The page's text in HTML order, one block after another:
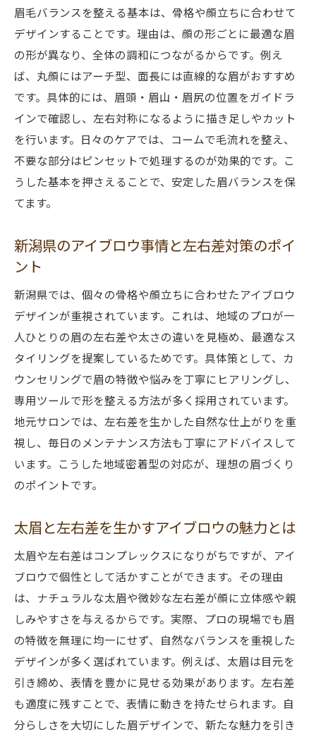
ウ術
眉毛左右差の悩みに効くアイブロウの活用
法
太い眉毛でも自然に仕上げるバランスのコツ
太眉をアイブロウでバランス良く仕上げる
秘訣
太い眉毛に最適なアイブロウの使い方とは
新潟県で注目のアイブロウケア体験談
アイブロウによる左右差と太眉改善の体験
例
新潟県で人気のアイブロウケアサロン体験
記
左右差を整える新潟県のアイブロウサービ
ス
実際に効果を感じたアイブロウケアの感想
アイブロウで見つける最適な眉毛バランス
左右差や太眉も活かすアイブロウの選び方
新潟県で自分に合うアイブロウ探しのヒン
ト
バランス重視の眉毛ケアに最適なアイブロ
ウ
アイブロウで理想を叶える眉毛バランス調
整
眉毛バランスを整える基本は、骨格や顔立ちに合わせて
デザインすることです。理由は、顔の形ごとに最適な眉
の形が異なり、全体の調和につながるからです。例え
ば、丸顔にはアーチ型、面長には直線的な眉がおすすめ
です。具体的には、眉頭・眉山・眉尻の位置をガイドラ
インで確認し、左右対称になるように描き足しやカット
を行います。日々のケアでは、コームで毛流れを整え、
不要な部分はピンセットで処理するのが効果的です。こ
うした基本を押さえることで、安定した眉バランスを保
てます。
新潟県のアイブロウ事情と左右差対策のポイ
ント
新潟県では、個々の骨格や顔立ちに合わせたアイブロウ
デザインが重視されています。これは、地域のプロが一
人ひとりの眉の左右差や太さの違いを見極め、最適なス
タイリングを提案しているためです。具体策として、カ
ウンセリングで眉の特徴や悩みを丁寧にヒアリングし、
専用ツールで形を整える方法が多く採用されています。
地元サロンでは、左右差を生かした自然な仕上がりを重
視し、毎日のメンテナンス方法も丁寧にアドバイスして
います。こうした地域密着型の対応が、理想の眉づくり
のポイントです。
太眉と左右差を生かすアイブロウの魅力とは
太眉や左右差はコンプレックスになりがちですが、アイ
ブロウで個性として活かすことができます。その理由
は、ナチュラルな太眉や微妙な左右差が顔に立体感や親
しみやすさを与えるからです。実際、プロの現場でも眉
の特徴を無理に均一にせず、自然なバランスを重視した
デザインが多く選ばれています。例えば、太眉は目元を
引き締め、表情を豊かに見せる効果があります。左右差
も適度に残すことで、表情に動きを持たせられます。自
分らしさを大切にした眉デザインで、新たな魅力を引き